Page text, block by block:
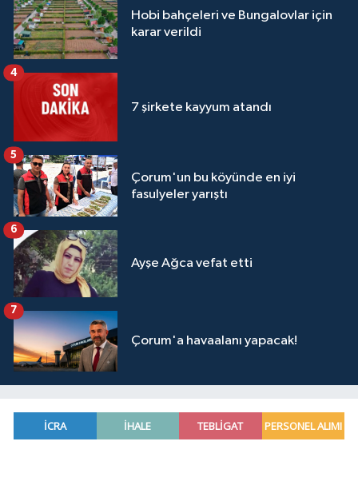
Hobi bahçeleri ve Bungalovlar için
karar verildi
7 şirkete kayyum atandı
4
Çorum'un bu köyünde en iyi
fasulyeler yarıştı
5
Ayşe Ağca vefat etti
6
Çorum'a havaalanı yapacak!
7